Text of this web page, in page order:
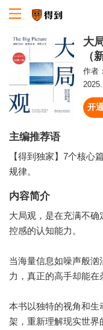
大
（
作者：
开
主编推荐语
【得到独家】7个核心
规律。
内容简介
大局观，是在充满不
控感的认知能力。
当海量信息如噪声般
力，真正的高手却能在
本书以独特的视角和
架，重新理解现实世界